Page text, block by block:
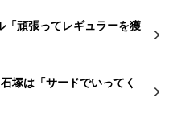
「頑張ってレギュラーを獲
塚は「サードでいってく